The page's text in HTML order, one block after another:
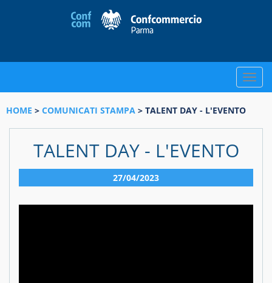
Toggle
HOME > COMUNICATI STAMPA > TALENT DAY - L'EVENTO
TALENT DAY - L'EVENTO
27/04/2023